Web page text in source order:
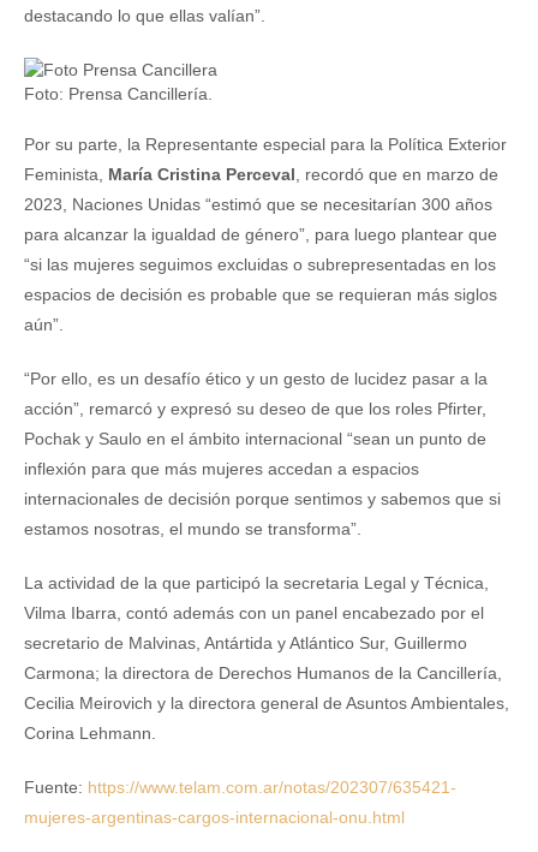
destacando lo que ellas valían”.
Foto: Prensa Cancillería.
Por su parte, la Representante especial para la Política Exterior
Feminista, María Cristina Perceval , recordó que en marzo de
2023, Naciones Unidas “estimó que se necesitarían 300 años
para alcanzar la igualdad de género”, para luego plantear que
“si las mujeres seguimos excluidas o subrepresentadas en los
espacios de decisión es probable que se requieran más siglos
aún”.
“Por ello, es un desafío ético y un gesto de lucidez pasar a la
acción”, remarcó y expresó su deseo de que los roles Pfirter,
Pochak y Saulo en el ámbito internacional “sean un punto de
inflexión para que más mujeres accedan a espacios
internacionales de decisión porque sentimos y sabemos que si
estamos nosotras, el mundo se transforma”.
La actividad de la que participó la secretaria Legal y Técnica,
Vilma Ibarra, contó además con un panel encabezado por el
secretario de Malvinas, Antártida y Atlántico Sur, Guillermo
Carmona; la directora de Derechos Humanos de la Cancillería,
Cecilia Meirovich y la directora general de Asuntos Ambientales,
Corina Lehmann.
Fuente: https://www.telam.com.ar/notas/202307/635421-
mujeres-argentinas-cargos-internacional-onu.html